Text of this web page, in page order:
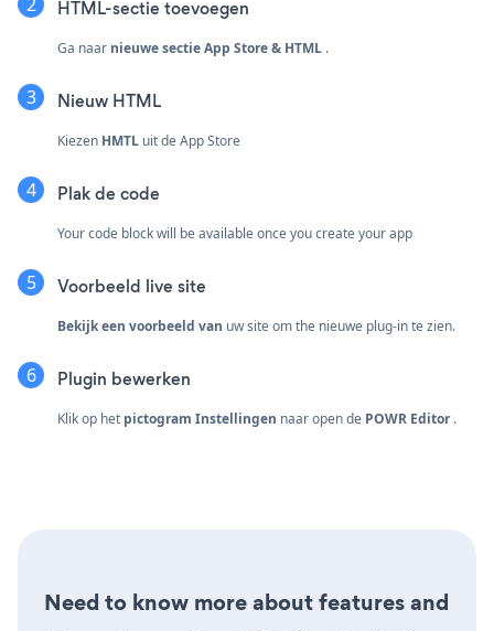
HTML-sectie toevoegen
Ga naar nieuwe sectieApp Store & HTML .
Nieuw HTML
Kiezen HMTL uit de App Store
Plak de code
Your code block will be available once you create your app
Voorbeeld live site
Bekijk een voorbeeld van uw site om the nieuwe plug-in te zien.
Plugin bewerken
Klik op het pictogram Instellingen naar open de POWR Editor.
Need to know more about features and